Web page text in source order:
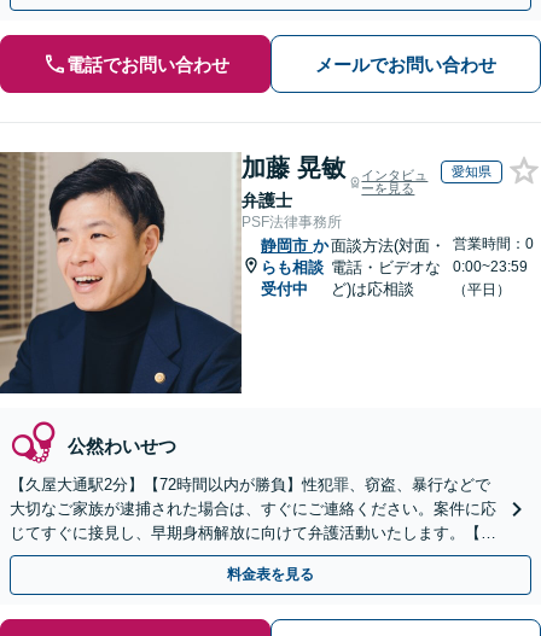
電話でお問い合わせ メールでお問い合わせ
加藤 晃敏
弁護士
インタビュ
ーを見る
愛知県
PSF法律事務所
静岡市 か
らも相談
受付中
面談方法(対面・
電話・ビデオな
ど)は応相談
営業時間：0
0:00~23:59
（平日）
公然わいせつ
【久屋大通駅2分】【72時間以内が勝負】性犯罪、窃盗、暴行などで
大切なご家族が逮捕された場合は、すぐにご連絡ください。案件に応
じてすぐに接見し、早期身柄解放に向けて弁護活動いたします。【休
日・夜間面談可能】【ご依頼時は相談料無料】
料金表を見る